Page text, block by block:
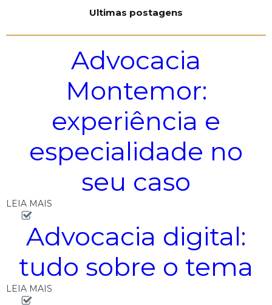
Ultimas postagens
Advocacia
Montemor:
experiência e
especialidade no
seu caso
LEIA MAIS
Advocacia digital:
tudo sobre o tema
LEIA MAIS